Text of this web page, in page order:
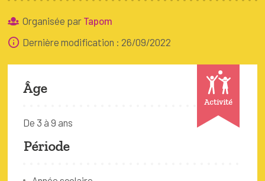
Trouver une activité
FAQ
Espace pro
Bruxelles Temps Libre
Organisée par Tapom
Dernière modification : 26/09/2022
Activité
Âge
De 3 à 9 ans
Période